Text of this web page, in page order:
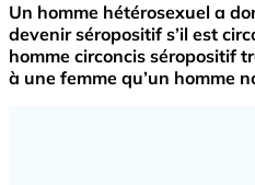
Un homme hétérosexuel a
devenir séropositif s’il est
homme circoncis séropositif
à une femme qu’un homme